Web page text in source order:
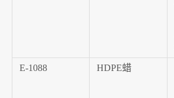
E-1088 HDPE蜡